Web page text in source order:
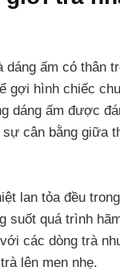
dáng ấm có thân
gợi hình chiếc
dáng ấm được
cân bằng giữa
lan tỏa đều
suốt quá trình
các dòng trà
lên men nhẹ.